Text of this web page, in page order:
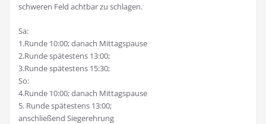
schweren Feld achtbar zu schlagen.
Sa:
1.Runde 10:00; danach Mittagspause
2.Runde spätestens 13:00;
3.Runde spätestens 15:30;
So:
4.Runde 10:00; danach Mittagspause
5. Runde spätestens 13:00;
anschließend Siegerehrung